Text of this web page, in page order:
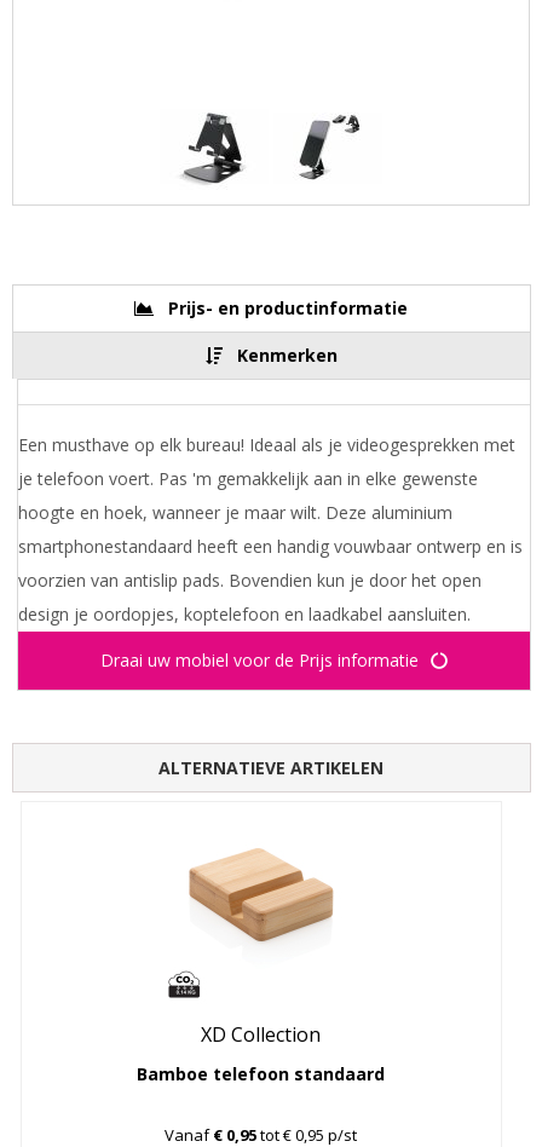
Prijs- en productinformatie
Kenmerken
Een musthave op elk bureau! Ideaal als je videogesprekken met
je telefoon voert. Pas 'm gemakkelijk aan in elke gewenste
hoogte en hoek, wanneer je maar wilt. Deze aluminium
smartphonestandaard heeft een handig vouwbaar ontwerp en is
voorzien van antislip pads. Bovendien kun je door het open
design je oordopjes, koptelefoon en laadkabel aansluiten.
Draai uw mobiel voor de Prijs informatie
ALTERNATIEVE ARTIKELEN
XD Collection
Bamboe telefoon standaard
Vanaf€ 0,95tot € 0,95 p/st